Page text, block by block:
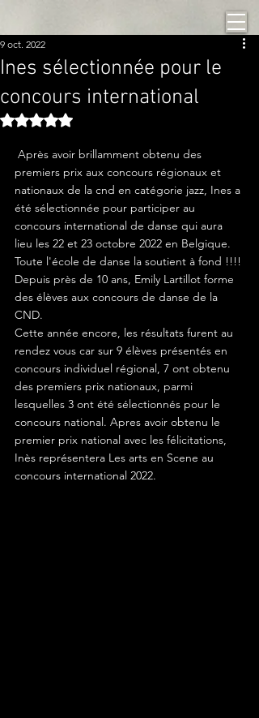
Ines sélectionnée pour le
concours international
9 oct. 2022
Noté NaN étoiles sur 5.
premiers prix aux concours régionaux et
nationaux de la cnd en catégorie jazz, Ines a
été sélectionnée pour participer au
concours international de danse qui aura
lieu les 22 et 23 octobre 2022 en Belgique.
Toute l'école de danse la soutient à fond !!!!
Depuis près de 10 ans, Emily Lartillot forme
des élèves aux concours de danse de la
CND.
Cette année encore, les résultats furent au
rendez vous car sur 9 élèves présentés en
concours individuel régional, 7 ont obtenu
des premiers prix nationaux, parmi
lesquelles 3 ont été sélectionnés pour le
concours national. Apres avoir obtenu le
premier prix national avec les félicitations,
Inès représentera Les arts en Scene au
concours international 2022.